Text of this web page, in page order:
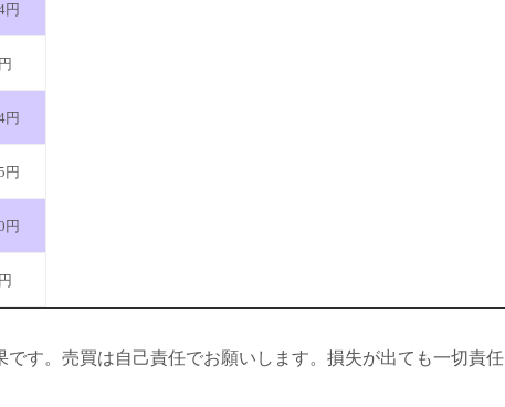
円
円
円
円
す。売買は自己責任でお願いします。損失が出ても一切責任